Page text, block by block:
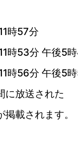
時57分
時53分 午後5
時56分 午後5時
放送された
載されます。